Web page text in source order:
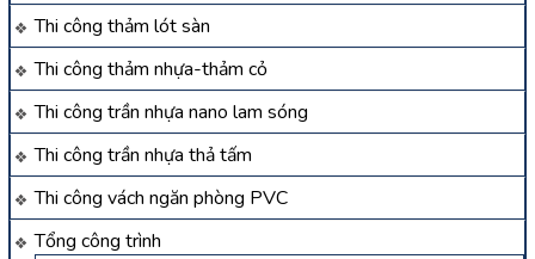
Thi công thảm lót sàn
Thi công thảm nhựa-thảm cỏ
Thi công trần nhựa nano lam sóng
Thi công trần nhựa thả tấm
Thi công vách ngăn phòng PVC
Tổng công trình